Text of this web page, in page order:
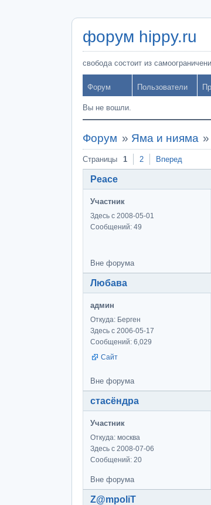
форум hippy.ru
свобода состоит из
Форум Пользователи
Вы не вошли.
Форум » Яма и нияма »
Страницы 1 2 Вперед
Peace
Участник
Здесь с 2008-05-01
Сообщений: 49
Вне форума
Любава
админ
Откуда: Берген
Здесь с 2006-05-17
Сообщений: 6,029
Сайт
Вне форума
стасёндра
Участник
Откуда: москва
Здесь с 2008-07-06
Сообщений: 20
Вне форума
Z@mpoliT